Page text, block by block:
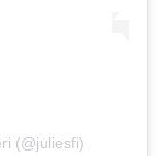
(@juliesfi)